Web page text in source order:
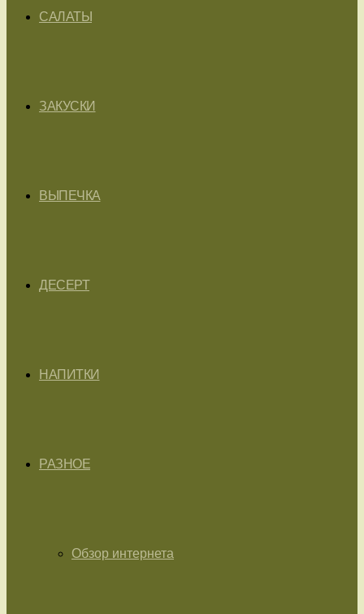
САЛАТЫ
ЗАКУСКИ
ВЫПЕЧКА
ДЕСЕРТ
НАПИТКИ
РАЗНОЕ
Обзор интернета